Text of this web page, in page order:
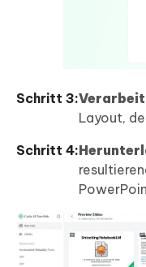
Schritt 3:
Layout,
Schritt 4: